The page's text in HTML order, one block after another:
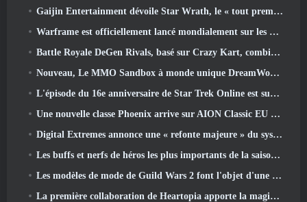
Gaijin Entertainment dévoile Star Wrath, le « tout premier jeu d’action et d’extraction spatiale »
Warframe est officiellement lancé mondialement sur les appareils Android
Battle Royale DeGen Rivals, basé sur Crazy Kart, combine toutes les choses que vous ne saviez probablement pas que vous vouliez combiner
Nouveau, Le MMO Sandbox à monde unique DreamWorld arrive sur Steam en accès anticipé
L'épisode du 16e anniversaire de Star Trek Online est supprimé dans le cadre de la mise à jour « Corruption »
Une nouvelle classe Phoenix arrive sur AION Classic EU dans la mise à jour « Ignite »
Digital Extremes annonce une « refonte majeure » du système de progression des joueurs de Soulframe
Les buffs et nerfs de héros les plus importants de la saison 6.5
Les modèles de mode de Guild Wars 2 font l'objet d'une refonte basée sur les commentaires des joueurs
La première collaboration de Heartopia apporte la magie de l'amitié de mon petit poney